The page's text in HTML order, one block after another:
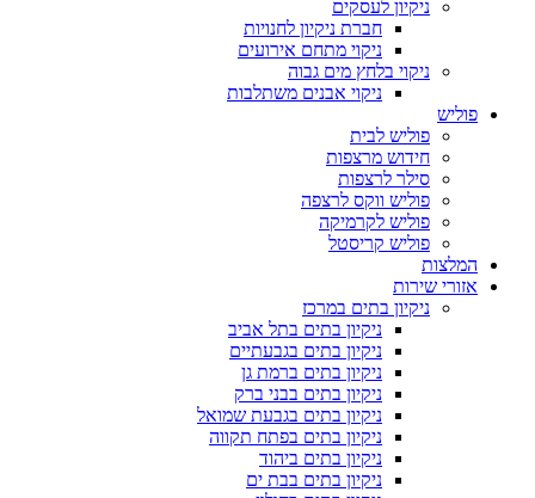
ניקיון לעסקים
חברת ניקיון לחנויות
ניקוי מתחם אירועים
ניקוי בלחץ מים גבוה
ניקוי אבנים משתלבות
פוליש
פוליש לבית
חידוש מרצפות
סילר לרצפות
פוליש ווקס לרצפה
פוליש לקרמיקה
פוליש קריסטל
המלצות
אזורי שירות
ניקיון בתים במרכז
ניקיון בתים בתל אביב
ניקיון בתים בגבעתיים
ניקיון בתים ברמת גן
ניקיון בתים בבני ברק
ניקיון בתים בגבעת שמואל
ניקיון בתים בפתח תקווה
ניקיון בתים ביהוד
ניקיון בתים בבת ים